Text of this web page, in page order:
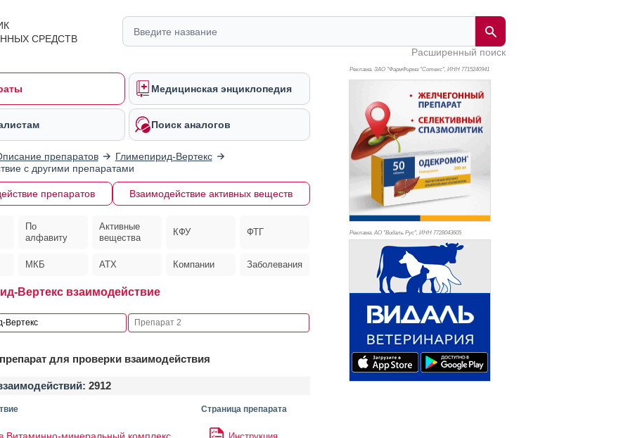
СРЕДСТВ
Расширенный поиск
Медицинская энциклопедия
Поиск аналогов
препаратов
Глимепирид-Вертекс
с другими препаратами
препаратов Взаимодействие активных веществ
По
алфавиту
Активные
вещества
КФУ ФТГ
МКБ АТХ Компании Заболевания
Вертекс взаимодействие
для проверки взаимодействия
2912
Страница препарата
Реклама. ЗАО "ФармФирма "Сотекс", ИНН 7715240941
Реклама. АО "Видаль Рус", ИНН 7728043605